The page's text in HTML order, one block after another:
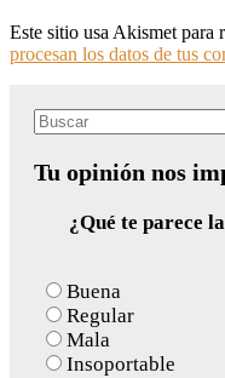
Este sitio usa Akismet para
procesan los datos de tus
Search
Tu opinión nos
¿Qué te parece
Buena
Regular
Mala
Insoportable